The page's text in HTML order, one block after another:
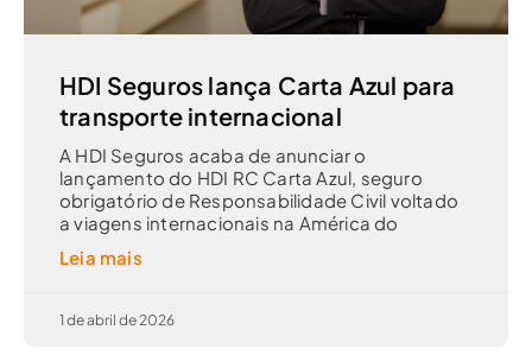
HDI Seguros lança Carta Azul para
transporte internacional
A HDI Seguros acaba de anunciar o
lançamento do HDI RC Carta Azul, seguro
obrigatório de Responsabilidade Civil voltado
a viagens internacionais na América do
Leia mais
1 de abril de 2026